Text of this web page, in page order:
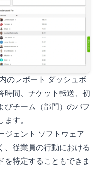
のレポート ダッシュボ
時間、チケット転送、初
びチーム（部門）のパフ
す。
ジェント ソフトウェア
、従業員の行動における
を特定することもできま